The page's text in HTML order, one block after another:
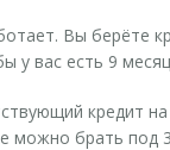
Вы берёте
у вас есть 9
кредит
можно брать под